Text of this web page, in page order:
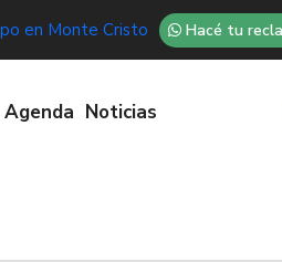
en Monte Cristo Hacé tu
Agenda Noticias